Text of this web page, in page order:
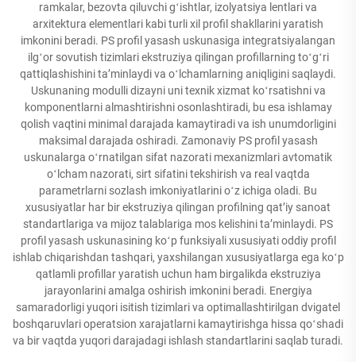
ramkalar, bezovta qiluvchi gʻishtlar, izolyatsiya lentlari va
arxitektura elementlari kabi turli xil profil shakllarini yaratish
imkonini beradi. PS profil yasash uskunasiga integratsiyalangan
ilgʻor sovutish tizimlari ekstruziya qilingan profillarning toʻgʻri
qattiqlashishini taʼminlaydi va oʻlchamlarning aniqligini saqlaydi.
Uskunaning modulli dizayni uni texnik xizmat koʻrsatishni va
komponentlarni almashtirishni osonlashtiradi, bu esa ishlamay
qolish vaqtini minimal darajada kamaytiradi va ish unumdorligini
maksimal darajada oshiradi. Zamonaviy PS profil yasash
uskunalarga oʻrnatilgan sifat nazorati mexanizmlari avtomatik
oʻlcham nazorati, sirt sifatini tekshirish va real vaqtda
parametrlarni sozlash imkoniyatlarini oʻz ichiga oladi. Bu
xususiyatlar har bir ekstruziya qilingan profilning qatʼiy sanoat
standartlariga va mijoz talablariga mos kelishini taʼminlaydi. PS
profil yasash uskunasining koʻp funksiyali xususiyati oddiy profil
ishlab chiqarishdan tashqari, yaxshilangan xususiyatlarga ega koʻp
qatlamli profillar yaratish uchun ham birgalikda ekstruziya
jarayonlarini amalga oshirish imkonini beradi. Energiya
samaradorligi yuqori isitish tizimlari va optimallashtirilgan dvigatel
boshqaruvlari operatsion xarajatlarni kamaytirishga hissa qoʻshadi
va bir vaqtda yuqori darajadagi ishlash standartlarini saqlab turadi.